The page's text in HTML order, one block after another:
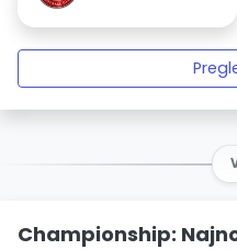
Championship: